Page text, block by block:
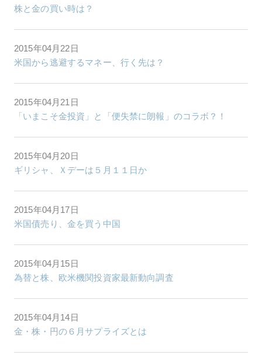
株と金の買い時は？
2015年04月22日
米国から逃避するマネー、行く先は？
2015年04月21日
「いまこそ金投資」と「便失禁に朗報」のコラボ？！
2015年04月20日
ギリシャ、Ｘデーは５月１１日か
2015年04月17日
米国債売り、金を買う中国
2015年04月15日
為替と株、欧米機関投資家最新動向調査
2015年04月14日
金・株・円の６月サプライズとは